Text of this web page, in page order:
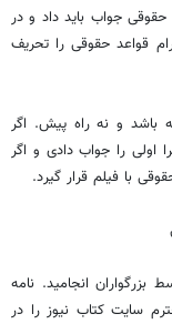
جواب باید داد و در
قواعد حقوقی را تحریف
باشد و نه راه پیش. اگر
اولی را جواب دادی و اگر
با فیلم قرار گیرد.
انجامید. نامه
سایت کتاب نیوز را در